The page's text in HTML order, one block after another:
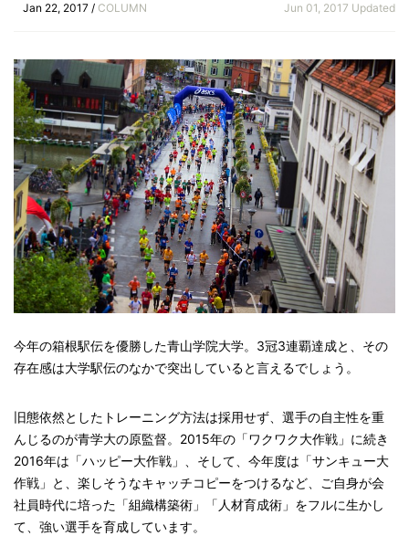
Jan 22, 2017 / COLUMN Jun 01, 2017 Updated
今年の箱根駅伝を優勝した青山学院大学。3冠3連覇達成と、その
存在感は大学駅伝のなかで突出していると言えるでしょう。
旧態依然としたトレーニング方法は採用せず、選手の自主性を重
んじるのが青学大の原監督。2015年の「ワクワク大作戦」に続き
2016年は「ハッピー大作戦」、そして、今年度は「サンキュー大
作戦」と、楽しそうなキャッチコピーをつけるなど、ご自身が会
社員時代に培った「組織構築術」「人材育成術」をフルに生かし
て、強い選手を育成しています。